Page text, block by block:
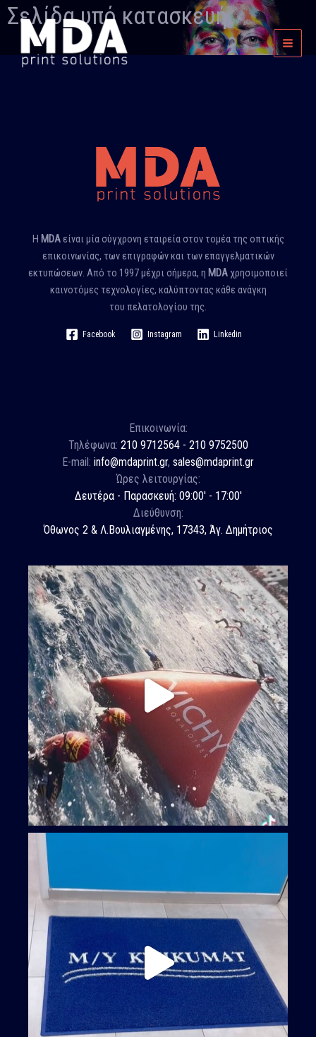
Skip
to
content
Menu
Σελίδα υπό κατασκευή.
Η MDAείναι μία σύγχρονη εταιρεία στον τομέα της οπτικής
επικοινωνίας, των επιγραφών και των επαγγελματικών
εκτυπώσεων. Από το 1997 μέχρι σήμερα, η MDAχρησιμοποιεί
καινοτόμες τεχνολογίες, καλύπτοντας κάθε ανάγκη
του πελατολογίου της.
Facebook Instagram Linkedin
Επικοινωνία:
Τηλέφωνα: 210 9712564 - 210 9752500
E-mail: info@mdaprint.gr, sales@mdaprint.gr
Ώρες λειτουργίας:
Δευτέρα - Παρασκευή: 09:00' - 17:00'
Διεύθυνση:
Όθωνος 2 & Λ.Βουλιαγμένης, 17343, Άγ. Δημήτριος